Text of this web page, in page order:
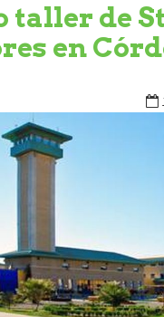
taller de
en